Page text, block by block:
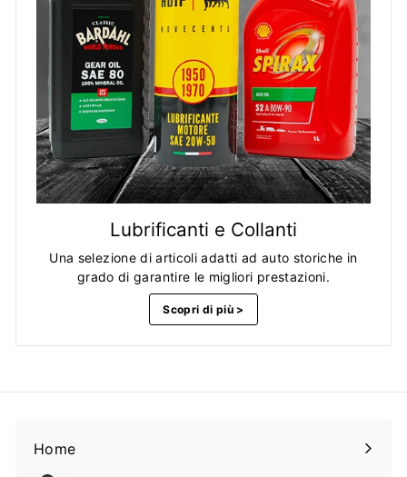
Lubrificanti e Collanti
Una selezione di articoli adatti ad auto storiche in
grado di garantire le migliori prestazioni.
Scopri di più >
Home